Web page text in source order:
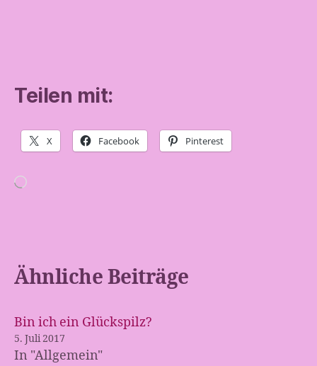
Teilen mit:
X Facebook Pinterest
Ähnliche Beiträge
Bin ich ein Glückspilz?
5. Juli 2017
In "Allgemein"